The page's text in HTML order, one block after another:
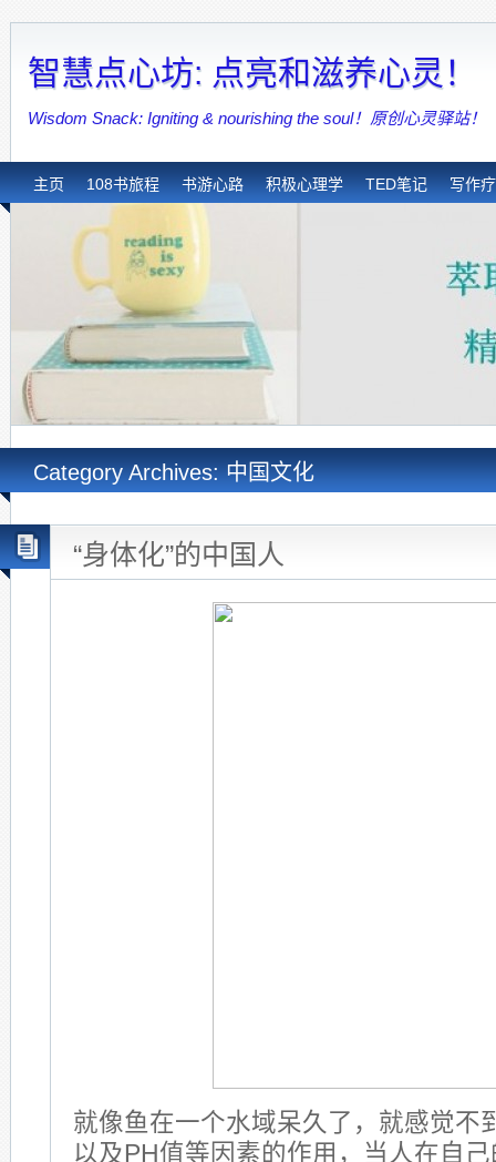
智慧点心坊: 点亮和滋养心灵！
Wisdom Snack: Igniting & nourishing the soul！原创心灵驿站！
主页 108书旅程 书游心路 积极心理学 TED笔记 写作
Category Archives: 中国文化
“身体化”的中国人
就像鱼在一个水域呆久了，就感觉不
以及PH值等因素的作用，当人在自